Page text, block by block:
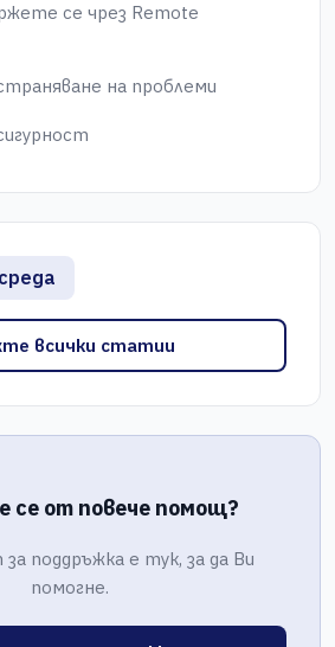
се чрез Remote
на проблеми
всички статии
се от повече помощ?
поддръжка е тук, за да Ви
помогне.